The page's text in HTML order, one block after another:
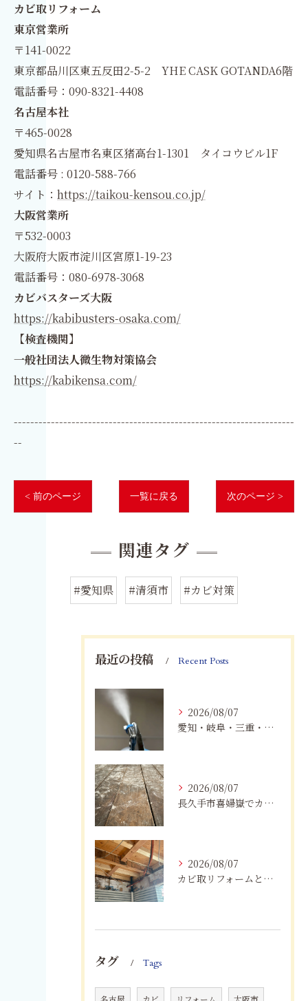
カビ取リフォーム
東京営業所
〒141-0022
東京都品川区東五反田2-5-2 YHE CASK GOTANDA6階
電話番号：090-8321-4408
名古屋本社
〒465-0028
愛知県名古屋市名東区猪高台1-1301 タイコウビル1F
電話番号 : 0120-588-766
サイト： https://taikou-kensou.co.jp/
大阪営業所
〒532-0003
大阪府大阪市淀川区宮原1-19-23
電話番号：080-6978-3068
カビバスターズ大阪
https://kabibusters-osaka.com/
【検査機関】
一般社団法人微生物対策協会
https://kabikensa.com/
--------------------------------------------------------------------
--
< 前のページ 一覧に戻る 次のページ >
関連タグ
#愛知県 #清須市 #カビ対策
最近の投稿 Recent Posts
2026/08/07
愛知・岐阜・三重・静岡でカビアレルギーにお悩みの方へ｜MIST工法®による安全なカビ対策と健康な住まいづくり
2026/08/07
長久手市喜婦嶽でカビに悩んだら｜住宅の湿気対策とプロによる解決方法
2026/08/07
カビ取リフォームと専門業者を比較！根本解決を選ぶポイント
タグ Tags